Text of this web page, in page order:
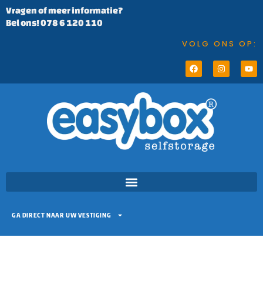
Vragen of meer informatie?
Bel ons! 078 6 120 110
VOLG ONS OP:
GA DIRECT NAAR UW VESTIGING